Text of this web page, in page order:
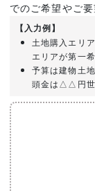
でのご希望やご
【入力例】
土地購入エリ
エリアが第一希
予算は建物土
頭金は△△円世